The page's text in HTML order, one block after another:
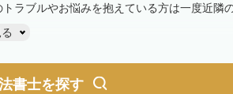
ラブルやお悩みを抱えている方は一度近隣
書士を探す